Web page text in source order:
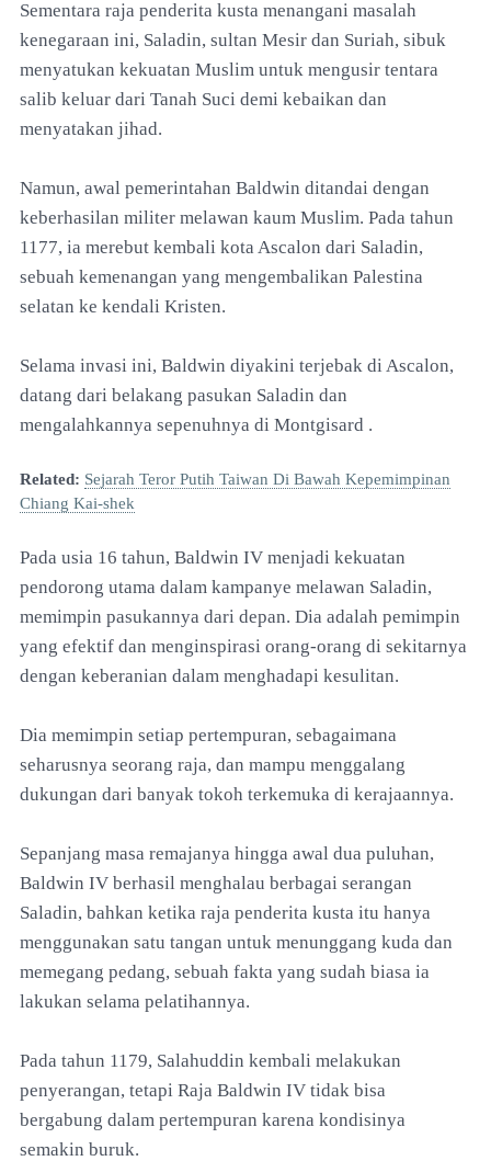
Sementara raja penderita kusta menangani masalah
kenegaraan ini, Saladin, sultan Mesir dan Suriah, sibuk
menyatukan kekuatan Muslim untuk mengusir tentara
salib keluar dari Tanah Suci demi kebaikan dan
menyatakan jihad.
Namun, awal pemerintahan Baldwin ditandai dengan
keberhasilan militer melawan kaum Muslim. Pada tahun
1177, ia merebut kembali kota Ascalon dari Saladin,
sebuah kemenangan yang mengembalikan Palestina
selatan ke kendali Kristen.
Selama invasi ini, Baldwin diyakini terjebak di Ascalon,
datang dari belakang pasukan Saladin dan
mengalahkannya sepenuhnya di Montgisard .
Related: Sejarah Teror Putih Taiwan Di Bawah Kepemimpinan
Chiang Kai-shek
Pada usia 16 tahun, Baldwin IV menjadi kekuatan
pendorong utama dalam kampanye melawan Saladin,
memimpin pasukannya dari depan. Dia adalah pemimpin
yang efektif dan menginspirasi orang-orang di sekitarnya
dengan keberanian dalam menghadapi kesulitan.
Dia memimpin setiap pertempuran, sebagaimana
seharusnya seorang raja, dan mampu menggalang
dukungan dari banyak tokoh terkemuka di kerajaannya.
Sepanjang masa remajanya hingga awal dua puluhan,
Baldwin IV berhasil menghalau berbagai serangan
Saladin, bahkan ketika raja penderita kusta itu hanya
menggunakan satu tangan untuk menunggang kuda dan
memegang pedang, sebuah fakta yang sudah biasa ia
lakukan selama pelatihannya.
Pada tahun 1179, Salahuddin kembali melakukan
penyerangan, tetapi Raja Baldwin IV tidak bisa
bergabung dalam pertempuran karena kondisinya
semakin buruk.